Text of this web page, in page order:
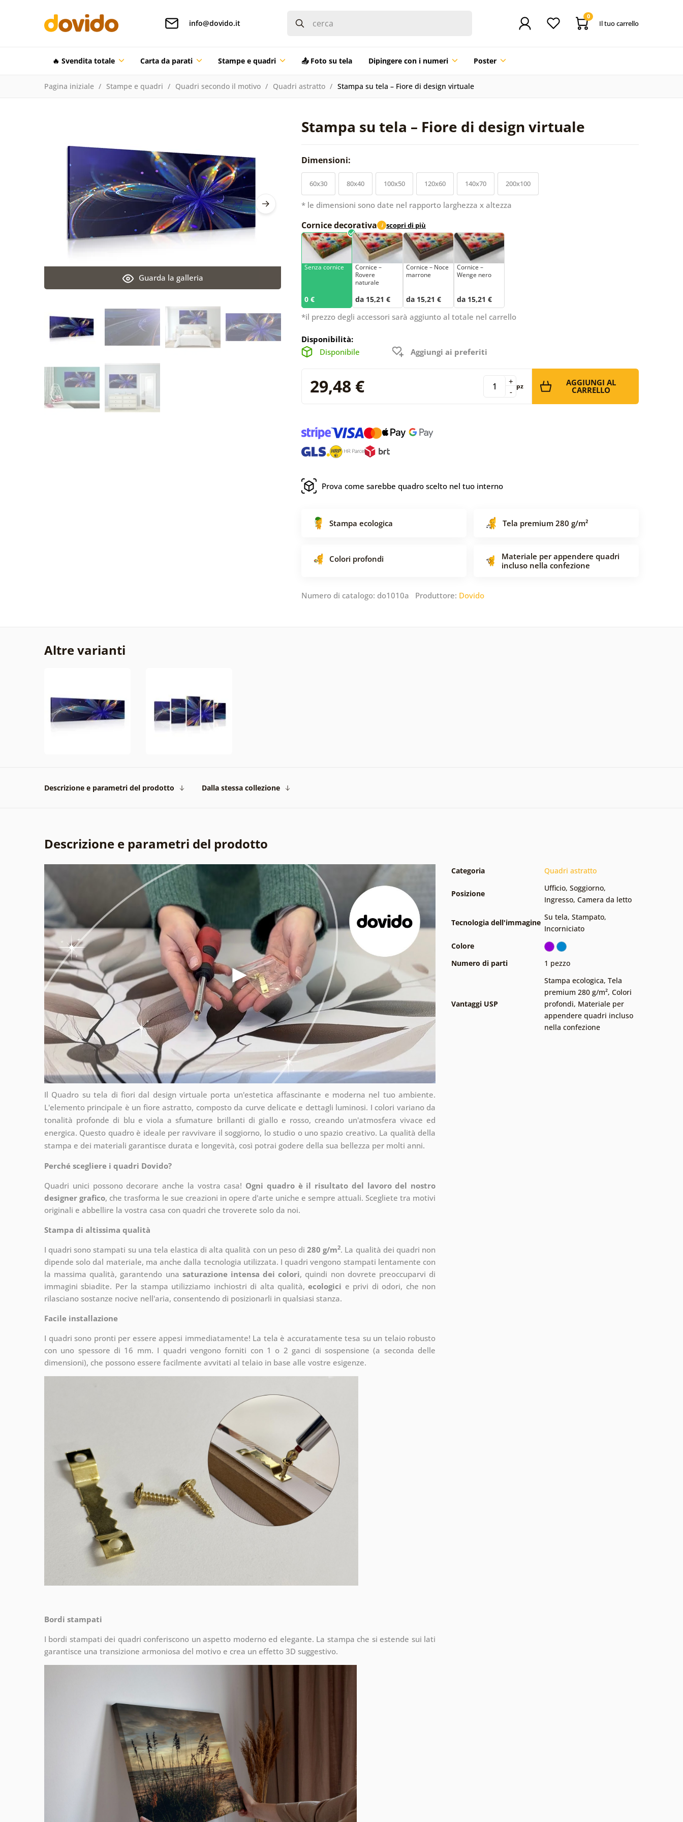
info@dovido.it
0
Il tuo carrello
🔥 Svendita totale Carta da parati Stampe e quadri 📤 Foto su tela Dipingere con i numeri Poster
Pagina iniziale Stampe e quadri Quadri secondo il motivo Quadri astratto Stampa su tela – Fiore di design virtuale
Stampa su tela – Fiore di design virtuale
Guarda la galleria
Dimensioni:
60x30 80x40 100x50 120x60 140x70 200x100
* le dimensioni sono date nel rapporto larghezza x altezza
Cornice decorativa i scopri di più
Senza cornice
0 €
Cornice –
Rovere
naturale
da 15,21 €
Cornice – Noce
marrone
da 15,21 €
Cornice –
Wenge nero
da 15,21 €
*il prezzo degli accessori sarà aggiunto al totale nel carrello
Disponibilità:
Disponibile
Aggiungi ai preferiti
29,48 € -
+ pz AGGIUNGI AL
CARRELLO
Prova come sarebbe quadro scelto nel tuo interno
Stampa ecologica Tela premium 280 g/m²
Colori profondi
Materiale per appendere quadri
incluso nella confezione
Numero di catalogo: do1010a Produttore: Dovido
Altre varianti
Descrizione e parametri del prodotto Dalla stessa collezione
Descrizione e parametri del prodotto
Il Quadro su tela di fiori dal design virtuale porta un'estetica affascinante e moderna nel tuo ambiente.
L'elemento principale è un fiore astratto, composto da curve delicate e dettagli luminosi. I colori variano da
tonalità profonde di blu e viola a sfumature brillanti di giallo e rosso, creando un'atmosfera vivace ed
energica. Questo quadro è ideale per ravvivare il soggiorno, lo studio o uno spazio creativo. La qualità della
stampa e dei materiali garantisce durata e longevità, così potrai godere della sua bellezza per molti anni.
Perché scegliere i quadri Dovido?
Quadri unici possono decorare anche la vostra casa! Ogni quadro è il risultato del lavoro del nostro
designer grafico, che trasforma le sue creazioni in opere d'arte uniche e sempre attuali. Scegliete tra motivi
originali e abbellire la vostra casa con quadri che troverete solo da noi.
Stampa di altissima qualità
I quadri sono stampati su una tela elastica di alta qualità con un peso di280 g/m2. La qualità dei quadri non
dipende solo dal materiale, ma anche dalla tecnologia utilizzata. I quadri vengono stampati lentamente con
la massima qualità, garantendo una saturazione intensa dei colori, quindi non dovrete preoccuparvi di
immagini sbiadite. Per la stampa utilizziamo inchiostri di alta qualità,ecologici e privi di odori, che non
rilasciano sostanze nocive nell'aria, consentendo di posizionarli in qualsiasi stanza.
Facile installazione
I quadri sono pronti per essere appesi immediatamente! La tela è accuratamente tesa su un telaio robusto
con uno spessore di 16 mm. I quadri vengono forniti con 1 o 2 ganci di sospensione (a seconda delle
dimensioni), che possono essere facilmente avvitati al telaio in base alle vostre esigenze.
Bordi stampati
I bordi stampati dei quadri conferiscono un aspetto moderno ed elegante. La stampa che si estende sui lati
garantisce una transizione armoniosa del motivo e crea un effetto 3D suggestivo.
Categoria Quadri astratto
Posizione
Ufficio, Soggiorno,
Ingresso, Camera da letto
Tecnologia dell'immagine
Su tela, Stampato,
Incorniciato
Colore
Numero di parti
1 pezzo
Vantaggi USP
Stampa ecologica, Tela
premium 280 g/m², Colori
profondi, Materiale per
appendere quadri incluso
nella confezione